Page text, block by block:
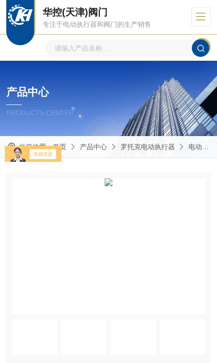
华控(天津)阀门
专注于电动执行器和阀门的生产销售
产品中心
PRODUCTS CENTER
当前位置：首页 产品中心 罗托克电动执行器 电动执行机构